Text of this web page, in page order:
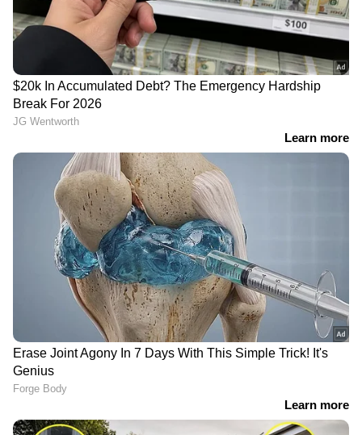
DOWNLOAD APP
RECOMMENDED STORIES
സിഎസ്‌കെയില്‍ ധോണി
യുഗാന്ത്യമോ? 'തല' ടീം
വിടുന്നതായി ഞെട്ടിക്കുന്ന
റിപ്പോര്‍ട്ട് പുറത്ത്
സഞ്ജു സാംസണ്‍
ശ്രദ്ധാകേന്ദ്രം; സിഎസ്‌കെ
ഇന്ന് അവസാന ലീഗ്
മത്സരത്തിന്, ധോണി
കളിക്കുമോ?